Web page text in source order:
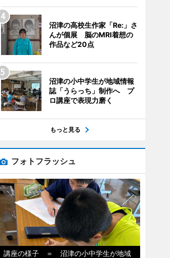
沼津の高校生作家「Re:」さ
んが個展 脳のMRI着想の
作品など20点
沼津の小中学生が地域情報
誌「うらっち」制作へ プ
ロ講座で表現力磨く
もっと見る
フォトフラッシュ
講座の様子 ＝ 沼津の小中学生が地域